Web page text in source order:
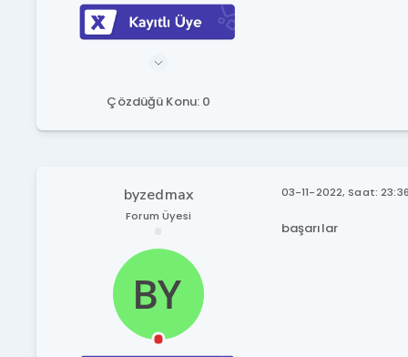
Çözdüğü Konu: 0
byzedmax
Forum Üyesi
03-11-2022, Saat:
başarılar